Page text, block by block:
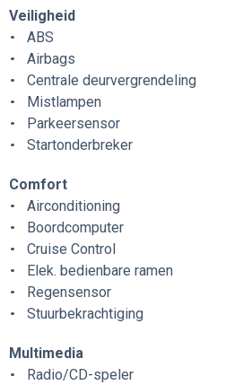
Veiligheid
ABS
Airbags
Centrale deurvergrendeling
Mistlampen
Parkeersensor
Startonderbreker
Comfort
Airconditioning
Boordcomputer
Cruise Control
Elek. bedienbare ramen
Regensensor
Stuurbekrachtiging
Multimedia
Radio/CD-speler